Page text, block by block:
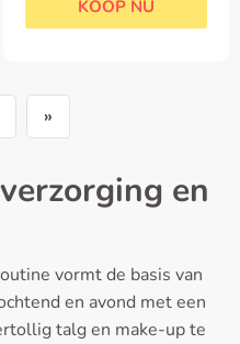
KOOP NU
»
en
vormt de basis van
en avond met een
talg en make-up te